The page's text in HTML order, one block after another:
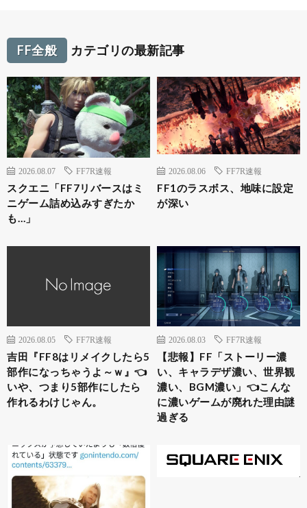
FF全般 カテゴリの最新記事
2026.08.07 FF7R速報
スクエニ「FF7リバースはミ
ニゲーム詰め込みすぎたか
も…」
2026.08.06 FF7R速報
FF1のラスボス、地味に設定
が深い
2026.08.05 FF7R速報
吉田『FF8はリメイクしたら5
部作になっちゃうよ～ｗ』👈
いや、つまり5部作にしたら
作れるわけじゃん。
2026.08.03 FF7R速報
【悲報】FF「ストーリー濃
い、キャラデザ濃い、世界観
濃い、BGM濃い」👈こんな
に濃いゲームが廃れた理由謎
過ぎる